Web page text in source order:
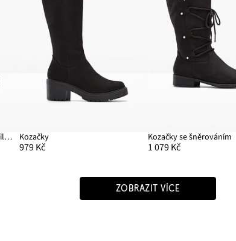
Kotníková obuv Chelsea s profilovanou podrážkou Kozačky
979 Kč
Kozačky se šněrováním
1 079 Kč
ZOBRAZIT VÍCE